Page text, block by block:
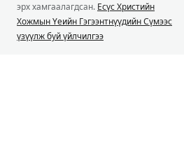
эрх хамгаалагдсан. Есүс Христийн
Хожмын Үеийн Гэгээнтнүүдийн Сүмээс
үзүүлж буй үйлчилгээ